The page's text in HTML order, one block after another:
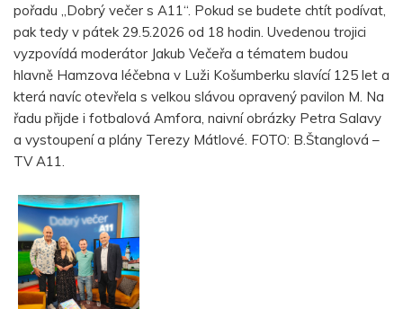
pořadu „Dobrý večer s A11“. Pokud se budete chtít podívat,
pak tedy v pátek 29.5.2026 od 18 hodin. Uvedenou trojici
vyzpovídá moderátor Jakub Večeřa a tématem budou
hlavně Hamzova léčebna v Luži Košumberku slavící 125 let a
která navíc otevřela s velkou slávou opravený pavilon M. Na
řadu přijde i fotbalová Amfora, naivní obrázky Petra Salavy
a vystoupení a plány Terezy Mátlové. FOTO: B.Štanglová –
TV A11.